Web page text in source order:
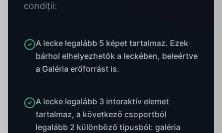
condiții:
A lecke legalább 5 képet tartalmaz. Ezek
bárhol elhelyezhetők a leckében, beleértve
a Galéria erőforrást is.
A lecke legalább 3 interaktív elemet
tartalmaz, a következő csoportból
legalább 2 különböző típusból: galéria